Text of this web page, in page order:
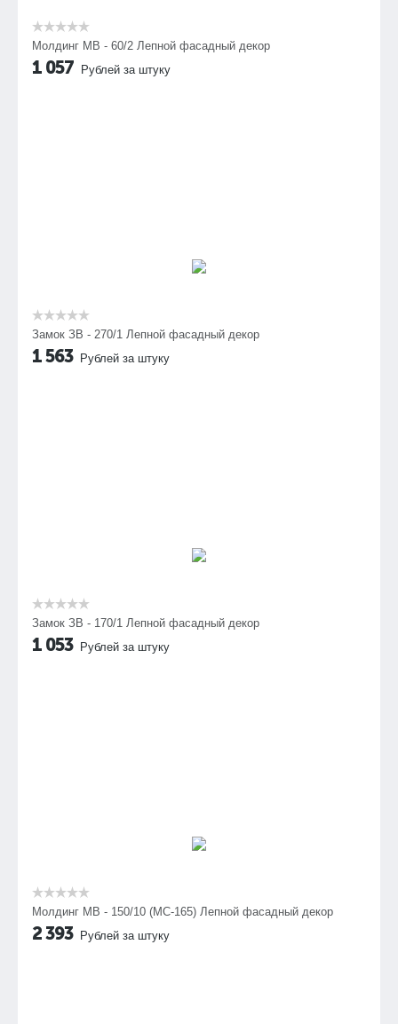
Молдинг МВ - 60/2 Лепной фасадный декор
1 057 Рублей за штуку
Замок ЗВ - 270/1 Лепной фасадный декор
1 563 Рублей за штуку
Замок ЗВ - 170/1 Лепной фасадный декор
1 053 Рублей за штуку
Молдинг МВ - 150/10 (МС-165) Лепной фасадный декор
2 393 Рублей за штуку